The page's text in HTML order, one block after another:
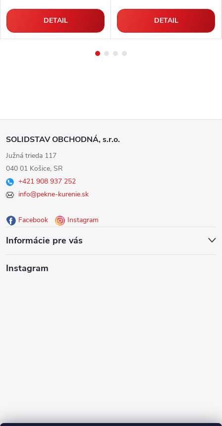
DETAIL DETAIL
Z
á
p
ä
e
SOLIDSTAV OBCHODNÁ, s.r.o.
Južná trieda 117
040 01 Košice, SR
+421 908 937 252
info@pekne-kurenie.sk
Facebook Instagram
Informácie pre vás
Instagram